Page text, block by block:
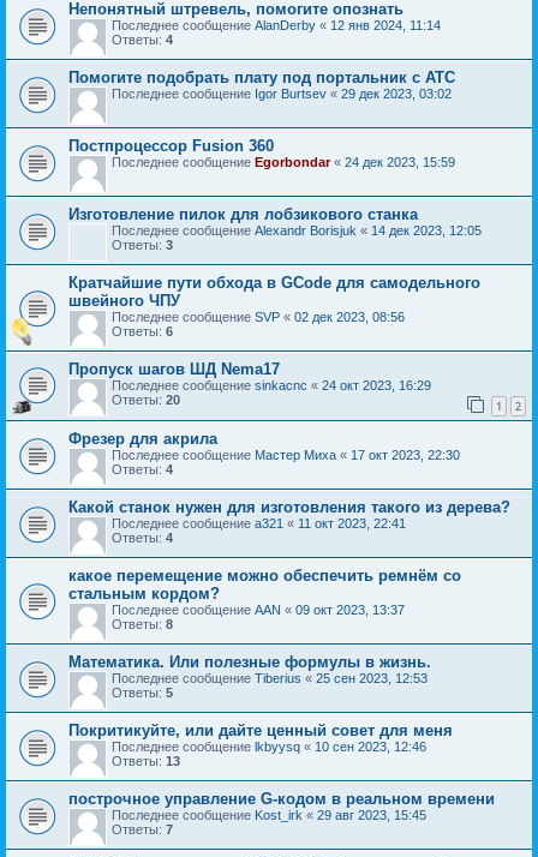
Непонятный штревель, помогите опознать
Последнее сообщение AlanDerby « 12 янв 2024, 11:14
Ответы: 4
Помогите подобрать плату под портальник с ATC
Последнее сообщение Igor Burtsev « 29 дек 2023, 03:02
Постпроцессор Fusion 360
Последнее сообщение Egorbondar« 24 дек 2023, 15:59
Изготовление пилок для лобзикового станка
Последнее сообщение Alexandr Borisjuk « 14 дек 2023, 12:05
Ответы: 3
Кратчайшие пути обхода в GCode для самодельного
швейного ЧПУ
Последнее сообщение SVP « 02 дек 2023, 08:56
Ответы: 6
Пропуск шагов ШД Nema17
Последнее сообщение sinkacnc « 24 окт 2023, 16:29
Ответы: 20 1 2
Фрезер для акрила
Последнее сообщение Мастер Миха « 17 окт 2023, 22:30
Ответы: 4
Какой станок нужен для изготовления такого из дерева?
Последнее сообщение a321 « 11 окт 2023, 22:41
Ответы: 4
какое перемещение можно обеспечить ремнём со
стальным кордом?
Последнее сообщение AAN « 09 окт 2023, 13:37
Ответы: 8
Математика. Или полезные формулы в жизнь.
Последнее сообщение Tiberius « 25 сен 2023, 12:53
Ответы: 5
Покритикуйте, или дайте ценный совет для меня
Последнее сообщение lkbyysq « 10 сен 2023, 12:46
Ответы: 13
построчное управление G-кодом в реальном времени
Последнее сообщение Kost_irk « 29 авг 2023, 15:45
Ответы: 7